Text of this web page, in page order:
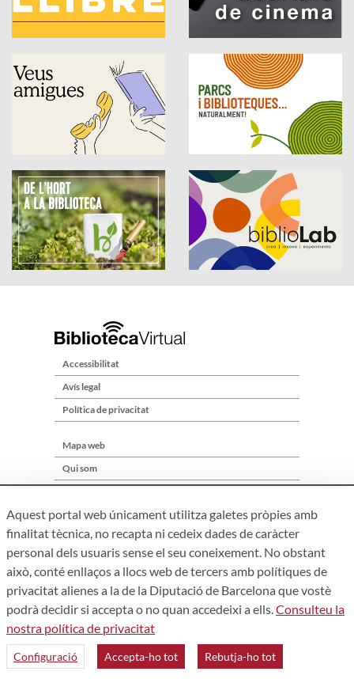
Accessibilitat
Avís legal
Política de privacitat
Mapa web
Qui som
Àrea de Cultura – Gerència de Serveis de Biblioteques. Zamora,
73. 08018 Barcelona. Tel: 934 022 241
Aquest portal web únicament utilitza galetes pròpies amb
finalitat tècnica, no recapta ni cedeix dades de caràcter
personal dels usuaris sense el seu coneixement. No obstant
això, conté enllaços a llocs web de tercers amb polítiques de
privacitat alienes a la de la Diputació de Barcelona que vostè
podrà decidir si accepta o no quan accedeixi a ells.Consulteu la
nostra política de privacitat
Configuració Accepta-ho tot Rebutja-ho tot